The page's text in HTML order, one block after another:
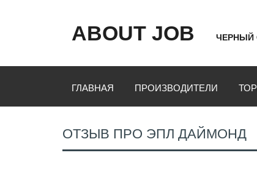
ABOUT JOB ЧЕРНЫЙ
ГЛАВНАЯ ПРОИЗВОДИТЕЛИ
ОТЗЫВ ПРО ЭПЛ ДАЙМОНД